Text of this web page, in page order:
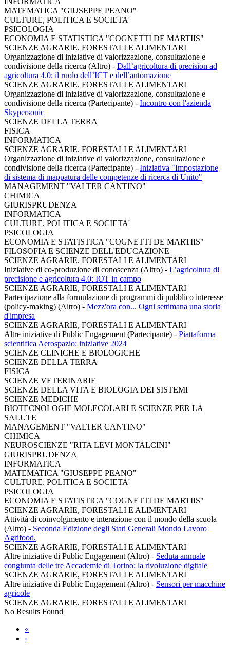
MATEMATICA "GIUSEPPE PEANO"
CULTURE, POLITICA E SOCIETA'
PSICOLOGIA
ECONOMIA E STATISTICA "COGNETTI DE MARTIIS"
SCIENZE AGRARIE, FORESTALI E ALIMENTARI
Organizzazione di iniziative di valorizzazione, consultazione e
condivisione della ricerca (Altro) - Dall’agricoltura di precision ad
agricoltura 4.0: il ruolo dell’ICT e dell’automazione
SCIENZE AGRARIE, FORESTALI E ALIMENTARI
Organizzazione di iniziative di valorizzazione, consultazione e
condivisione della ricerca (Partecipante) - Incontro con l'azienda
Skypersonic
SCIENZE DELLA TERRA
FISICA
INFORMATICA
SCIENZE AGRARIE, FORESTALI E ALIMENTARI
Organizzazione di iniziative di valorizzazione, consultazione e
condivisione della ricerca (Partecipante) - Iniziativa "Impostazione
di sistema di mappatura delle competenze di ricerca di Unito"
MANAGEMENT "VALTER CANTINO"
CHIMICA
GIURISPRUDENZA
INFORMATICA
CULTURE, POLITICA E SOCIETA'
PSICOLOGIA
ECONOMIA E STATISTICA "COGNETTI DE MARTIIS"
FILOSOFIA E SCIENZE DELL'EDUCAZIONE
SCIENZE AGRARIE, FORESTALI E ALIMENTARI
Iniziative di co-produzione di conoscenza (Altro) - L’agricoltura di
precisione e agricoltura 4.0: IOT in campo
SCIENZE AGRARIE, FORESTALI E ALIMENTARI
Partecipazione alla formulazione di programmi di pubblico interesse
(policy-making) (Altro) - Mezz'ora con... Ogni settimana una storia
d'impresa
SCIENZE AGRARIE, FORESTALI E ALIMENTARI
Altre iniziative di Public Engagement (Partecipante) - Piattaforma
scientifica Aerospazio: iniziative 2024
SCIENZE CLINICHE E BIOLOGICHE
SCIENZE DELLA TERRA
FISICA
SCIENZE VETERINARIE
SCIENZE DELLA VITA E BIOLOGIA DEI SISTEMI
SCIENZE MEDICHE
BIOTECNOLOGIE MOLECOLARI E SCIENZE PER LA
SALUTE
MANAGEMENT "VALTER CANTINO"
CHIMICA
NEUROSCIENZE "RITA LEVI MONTALCINI"
GIURISPRUDENZA
INFORMATICA
MATEMATICA "GIUSEPPE PEANO"
CULTURE, POLITICA E SOCIETA'
PSICOLOGIA
ECONOMIA E STATISTICA "COGNETTI DE MARTIIS"
SCIENZE AGRARIE, FORESTALI E ALIMENTARI
Attività di coinvolgimento e interazione con il mondo della scuola
(Altro) - Seconda Edizione degli Stati Generali Mondo Lavoro
Agrifood.
SCIENZE AGRARIE, FORESTALI E ALIMENTARI
Altre iniziative di Public Engagement (Altro) - Seduta annuale
congiunta delle tre Accademie di Torino: la rivoluzione digitale
SCIENZE AGRARIE, FORESTALI E ALIMENTARI
Altre iniziative di Public Engagement (Altro) - Sensori per macchine
agricole
SCIENZE AGRARIE, FORESTALI E ALIMENTARI
No Results Found
«
‹